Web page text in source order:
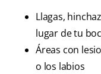
Llagas,
lugar de tu
Áreas con
o los labios